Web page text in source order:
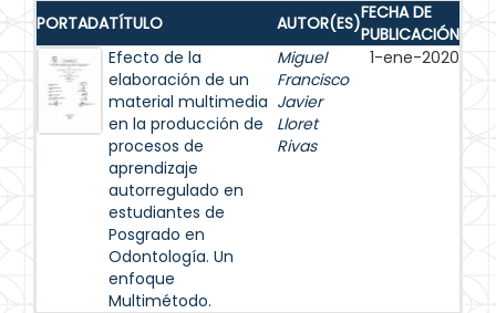
PORTADATÍTULO AUTOR(ES)FECHA DE
PUBLICACIÓN
Efecto de la
elaboración de un
material multimedia
en la producción de
procesos de
aprendizaje
autorregulado en
estudiantes de
Posgrado en
Odontología. Un
enfoque
Multimétodo.
Miguel
Francisco
Javier
Lloret
Rivas
1-ene-2020